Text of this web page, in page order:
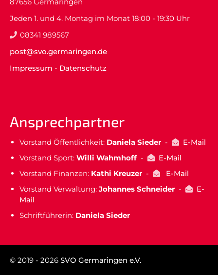
Jeden 1. und 4. Montag im Monat 18:00 - 19:30 Uhr
08341 989567
post@svo.germaringen.de
Impressum - Datenschutz
Ansprechpartner
Vorstand Öffentlichkeit: Daniela Sieder-
E-Mail
Vorstand Sport: Willi Wahmhoff-
E-Mail
Vorstand Finanzen: Kathi Kreuzer-
E-Mail
Vorstand Verwaltung: Johannes Schneider -
E-
Mail
Schriftführerin: Daniela Sieder
© 2019 - 2026 SVO Germaringen e.V.